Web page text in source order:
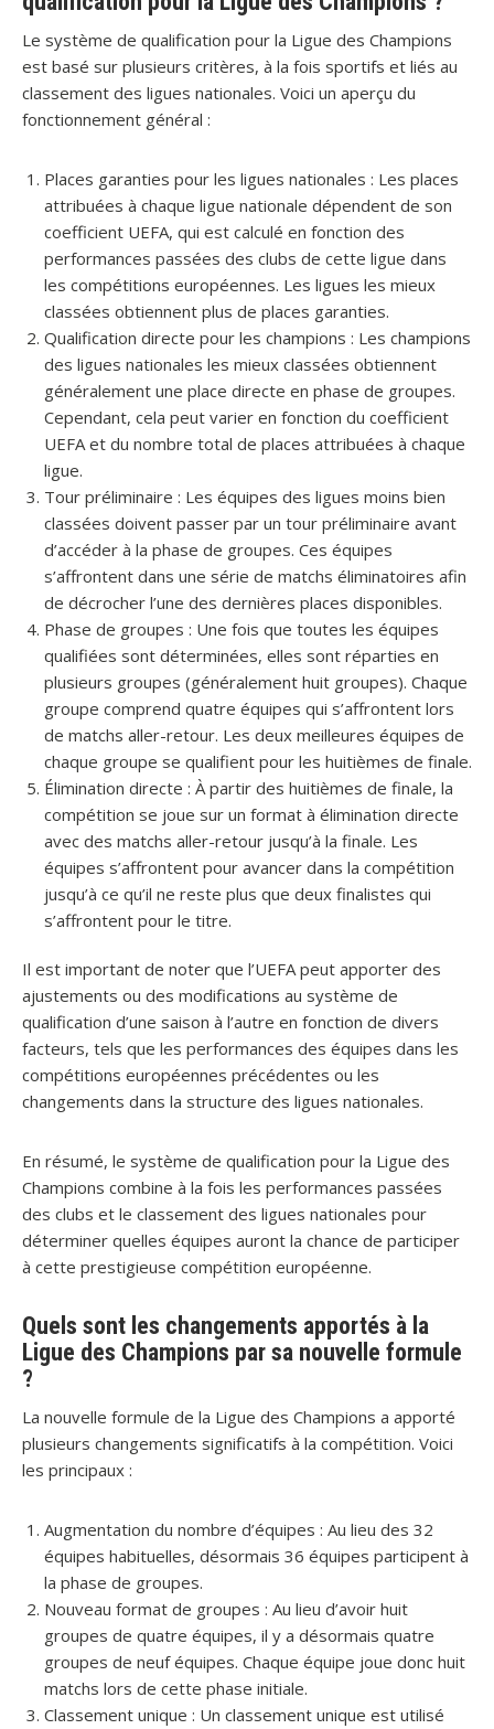
Le système de qualification pour la Ligue des Champions
est basé sur plusieurs critères, à la fois sportifs et liés au
classement des ligues nationales. Voici un aperçu du
fonctionnement général :
Places garanties pour les ligues nationales : Les places
attribuées à chaque ligue nationale dépendent de son
coefficient UEFA, qui est calculé en fonction des
performances passées des clubs de cette ligue dans
les compétitions européennes. Les ligues les mieux
classées obtiennent plus de places garanties.
Qualification directe pour les champions : Les champions
des ligues nationales les mieux classées obtiennent
généralement une place directe en phase de groupes.
Cependant, cela peut varier en fonction du coefficient
UEFA et du nombre total de places attribuées à chaque
ligue.
Tour préliminaire : Les équipes des ligues moins bien
classées doivent passer par un tour préliminaire avant
d’accéder à la phase de groupes. Ces équipes
s’affrontent dans une série de matchs éliminatoires afin
de décrocher l’une des dernières places disponibles.
Phase de groupes : Une fois que toutes les équipes
qualifiées sont déterminées, elles sont réparties en
plusieurs groupes (généralement huit groupes). Chaque
groupe comprend quatre équipes qui s’affrontent lors
de matchs aller-retour. Les deux meilleures équipes de
chaque groupe se qualifient pour les huitièmes de finale.
Élimination directe : À partir des huitièmes de finale, la
compétition se joue sur un format à élimination directe
avec des matchs aller-retour jusqu’à la finale. Les
équipes s’affrontent pour avancer dans la compétition
jusqu’à ce qu’il ne reste plus que deux finalistes qui
s’affrontent pour le titre.
Il est important de noter que l’UEFA peut apporter des
ajustements ou des modifications au système de
qualification d’une saison à l’autre en fonction de divers
facteurs, tels que les performances des équipes dans les
compétitions européennes précédentes ou les
changements dans la structure des ligues nationales.
En résumé, le système de qualification pour la Ligue des
Champions combine à la fois les performances passées
des clubs et le classement des ligues nationales pour
déterminer quelles équipes auront la chance de participer
à cette prestigieuse compétition européenne.
Quels sont les changements apportés à la
Ligue des Champions par sa nouvelle formule
?
La nouvelle formule de la Ligue des Champions a apporté
plusieurs changements significatifs à la compétition. Voici
les principaux :
Augmentation du nombre d’équipes : Au lieu des 32
équipes habituelles, désormais 36 équipes participent à
la phase de groupes.
Nouveau format de groupes : Au lieu d’avoir huit
groupes de quatre équipes, il y a désormais quatre
groupes de neuf équipes. Chaque équipe joue donc huit
matchs lors de cette phase initiale.
Classement unique : Un classement unique est utilisé